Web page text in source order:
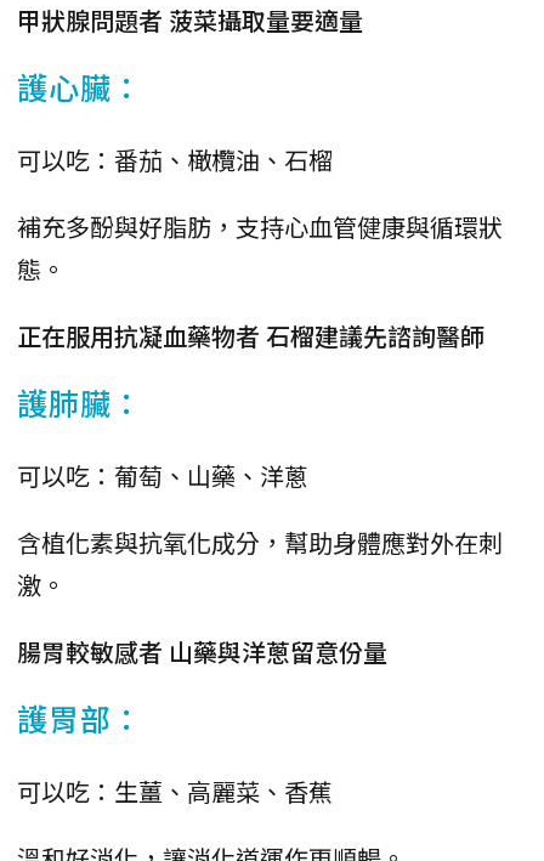
甲狀腺問題者 菠菜攝取量要適量
護心臟：
可以吃：番茄、橄欖油、石榴
補充多酚與好脂肪，支持心血管健康與循環狀
態。
正在服用抗凝血藥物者 石榴建議先諮詢醫師
護肺臟：
可以吃：葡萄、山藥、洋蔥
含植化素與抗氧化成分，幫助身體應對外在刺
激。
腸胃較敏感者 山藥與洋蔥留意份量
護胃部：
可以吃：生薑、高麗菜、香蕉